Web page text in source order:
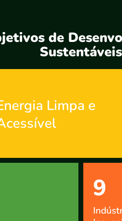
de
Sustentáveis
Limpa e
9